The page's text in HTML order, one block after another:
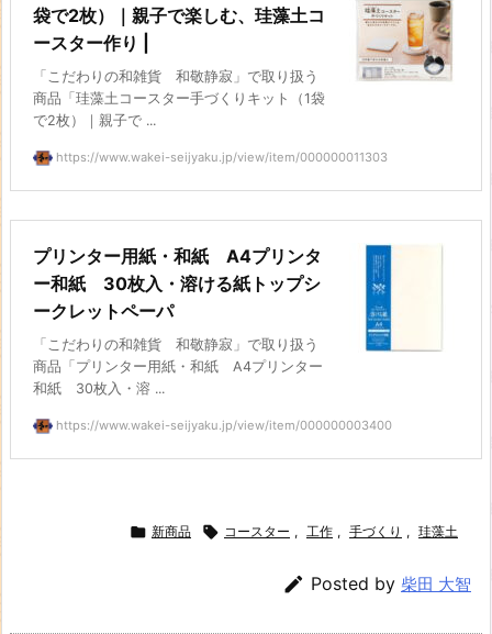
袋で2枚）｜親子で楽しむ、珪藻土コ
ースター作り |
「こだわりの和雑貨 和敬静寂」で取り扱う
商品「珪藻土コースター手づくりキット（1袋
で2枚）｜親子で ...
https://www.wakei-seijyaku.jp/view/item/000000011303
プリンター用紙・和紙 A4プリンタ
ー和紙 30枚入・溶ける紙トップシ
ークレットペーパ
「こだわりの和雑貨 和敬静寂」で取り扱う
商品「プリンター用紙・和紙 A4プリンター
和紙 30枚入・溶 ...
https://www.wakei-seijyaku.jp/view/item/000000003400
 新商品  コースター , 工作 , 手づくり , 珪藻土
 Posted by 柴田 大智